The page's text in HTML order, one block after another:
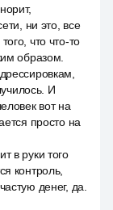
ни это, все
что что-то
образом.
И
вот на
просто на
в руки того
контроль,
денег, да.